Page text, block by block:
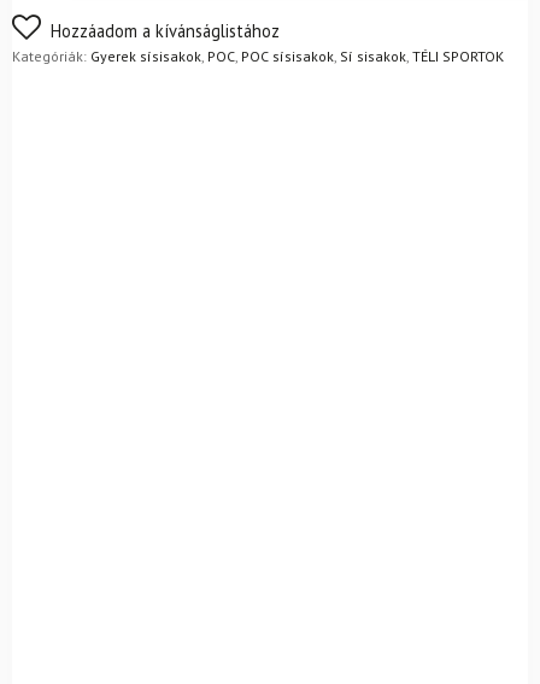
FoxPost
Nem biztos a választásában? Semmi gond – a terméket
egyszerűen visszaküldheti 14 napon belül, indoklás nélkül.
Hozzáadom a kívánságlistához
Kategóriák: Gyerek sísisakok, POC, POC sísisakok, Sí sisakok, TÉLI SPORTOK